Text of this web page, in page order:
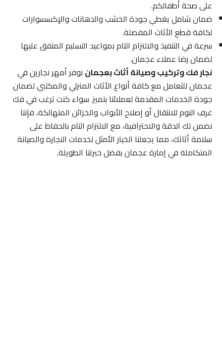
على صحة أطفالكم.
ضمان شامل يغطي جودة الخشب والدهانات والإكسسوارات
لكافة قطع الأثاث المفصلة.
سرعة في التنفيذ والالتزام التام بمواعيد التسليم المتفق عليها
لضمان رضا عملاء عجمان.
نجار فك وتركيب وصيانة أثاث بعجماننوفر أمهر نجارين في
عجمان للتعامل مع كافة أنواع الأثاث المنزلي والمكتبي لضمان
جودة الخدمات المقدمة لعملائنا بتميز. سواء كنت ترغب في فك
غرف النوم للانتقال أو إصلاح الأبواب والخزائن المتهالكة، فإننا
نضمن لك الدقة والاحترافية، مع الالتزام التام بالحفاظ على
سلامة أثاثك، مما يجعلنا الخيار الأمثل لخدمات النجارة والصيانة
المتكاملة في إمارة عجمان بفضل خبرتنا الطويلة.